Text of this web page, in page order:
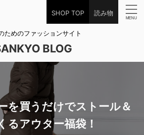
SHOP TOP 読み物
ためのファッションサイト
BLOG
を買うだけでストール＆
るアウター福袋！